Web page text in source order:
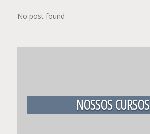
No post found
NOSSOS CURSOS